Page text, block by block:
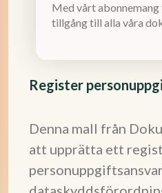
Register
Denna mall från
att upprätta ett
Med vårt
tillgång till alla våra